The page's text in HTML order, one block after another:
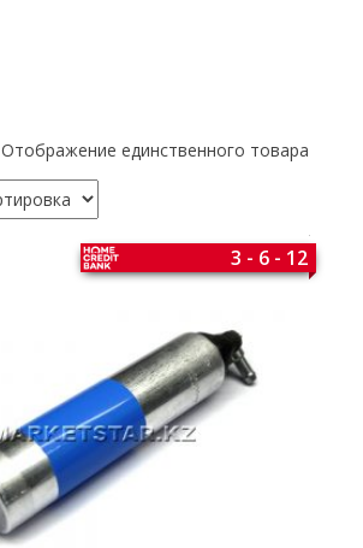
Отображение единственного товара
3 - 6 - 12